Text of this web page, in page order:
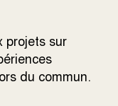
projets sur
du commun.